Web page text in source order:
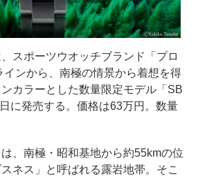
スポーツウオッチブランド「プロ
インから、南極の情景から着想を得
カラーとした数量限定モデル「SB
に発売する。価格は63万円。数量
、南極・昭和基地から約55kmの位
ネス」と呼ばれる露岩地帯。そこ